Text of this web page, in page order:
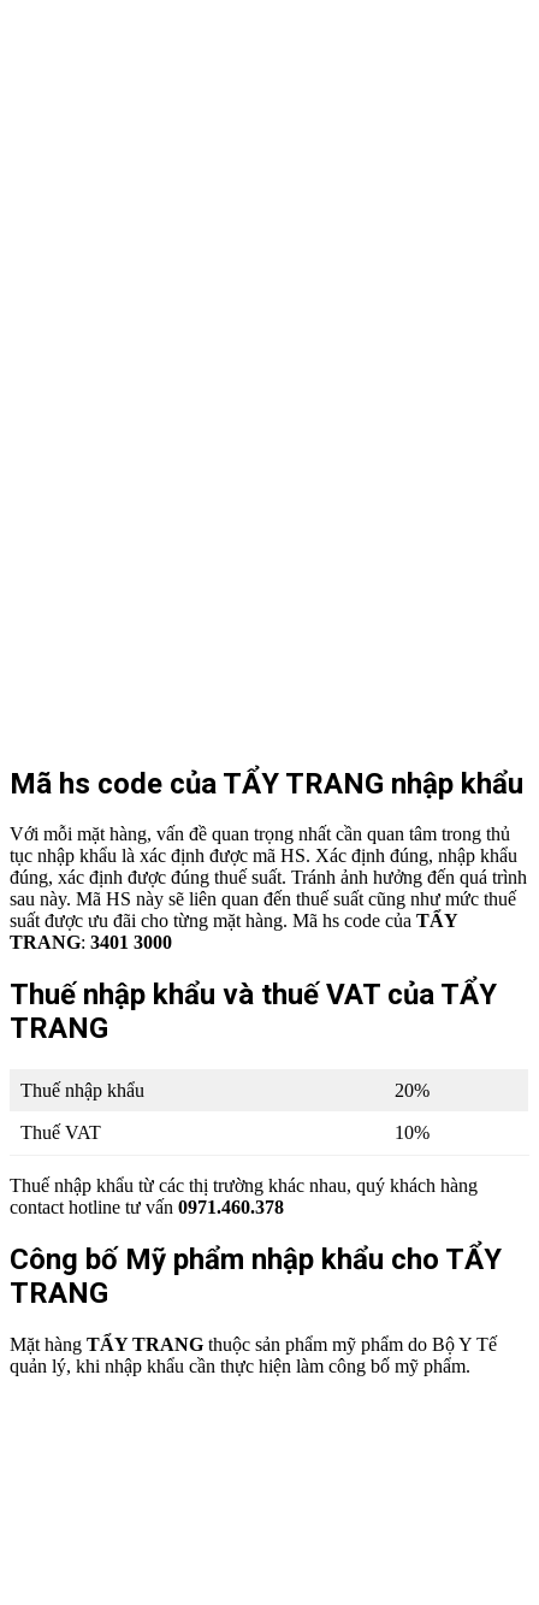
Mã hs code của TẨY TRANG nhập khẩu
Với mỗi mặt hàng, vấn đề quan trọng nhất cần quan tâm trong thủ
tục nhập khẩu là xác định được mã HS. Xác định đúng, nhập khẩu
đúng, xác định được đúng thuế suất. Tránh ảnh hưởng đến quá trình
sau này. Mã HS này sẽ liên quan đến thuế suất cũng như mức thuế
suất được ưu đãi cho từng mặt hàng. Mã hs code của TẨY
TRANG: 3401 3000
Thuế nhập khẩu và thuế VAT của TẨY
TRANG
Thuế nhập khẩu 20%
Thuế VAT 10%
Thuế nhập khẩu từ các thị trường khác nhau, quý khách hàng
contact hotline tư vấn 0971.460.378
Công bố Mỹ phẩm nhập khẩu cho TẨY
TRANG
Mặt hàng TẨY TRANG thuộc sản phẩm mỹ phẩm do Bộ Y Tế
quản lý, khi nhập khẩu cần thực hiện làm công bố mỹ phẩm.